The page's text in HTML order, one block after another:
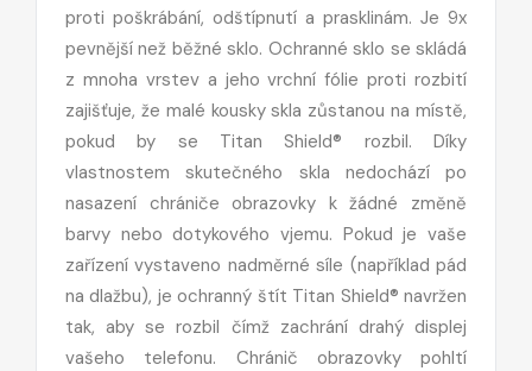
proti poškrábání, odštípnutí a prasklinám. Je 9x
pevnější než běžné sklo. Ochranné sklo se skládá
z mnoha vrstev a jeho vrchní fólie proti rozbití
zajišťuje, že malé kousky skla zůstanou na místě,
pokud by se Titan Shield® rozbil. Díky
vlastnostem skutečného skla nedochází po
nasazení chrániče obrazovky k žádné změně
barvy nebo dotykového vjemu. Pokud je vaše
zařízení vystaveno nadměrné síle (například pád
na dlažbu), je ochranný štít Titan Shield® navržen
tak, aby se rozbil čímž zachrání drahý displej
vašeho telefonu. Chránič obrazovky pohltí